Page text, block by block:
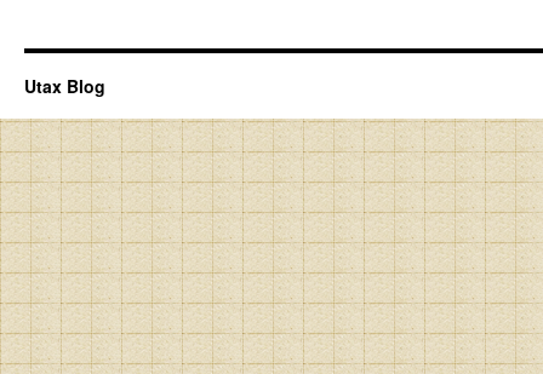
Utax Blog